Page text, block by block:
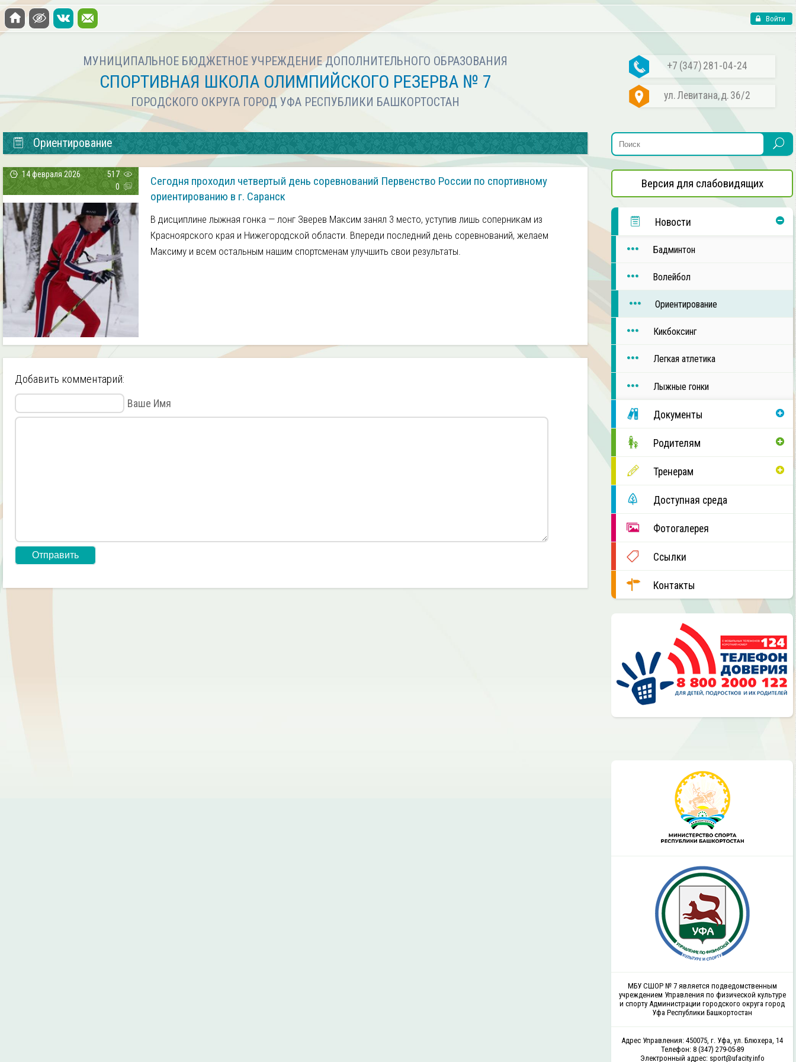
Войти
МУНИЦИПАЛЬНОЕ БЮДЖЕТНОЕ УЧРЕЖДЕНИЕ ДОПОЛНИТЕЛЬНОГО ОБРАЗОВАНИЯ
СПОРТИВНАЯ ШКОЛА ОЛИМПИЙСКОГО РЕЗЕРВА № 7
ГОРОДСКОГО ОКРУГА ГОРОД УФА РЕСПУБЛИКИ БАШКОРТОСТАН
+7 (347) 281-04-24
ул. Левитана, д. 36/2
Версия для слабовидящих
Новости
Бадминтон
Волейбол
Ориентирование
Кикбоксинг
Легкая атлетика
Лыжные гонки
Документы
Родителям
Тренерам
Доступная среда
Фотогалерея
Ссылки
Контакты
МБУ СШОР № 7 является подведомственным
учреждением Управления по физической культуре
и спорту Администрации городского округа город
Уфа Республики Башкортостан
Адрес Управления: 450075, г. Уфа, ул. Блюхера, 14
Телефон: 8 (347) 279-05-89
Электронный адрес: sport@ufacity.info
Ориентирование
14 февраля 2026
517
0
Сегодня проходил четвертый день соревнований Первенство России по спортивному
ориентированию в г. Саранск
В дисциплине лыжная гонка — лонг Зверев Максим занял 3 место, уступив лишь соперникам из
Красноярского края и Нижегородской области. Впереди последний день соревнований, желаем
Максиму и всем остальным нашим спортсменам улучшить свои результаты.
Добавить комментарий:
Ваше Имя